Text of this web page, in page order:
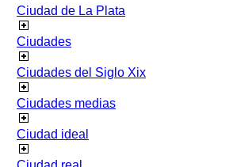
Ciudad de La Plata
Ciudades
Ciudades del Siglo Xix
Ciudades medias
Ciudad ideal